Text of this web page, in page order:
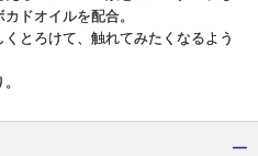
ドオイルを配合。
とろけて、触れてみたくなるよう